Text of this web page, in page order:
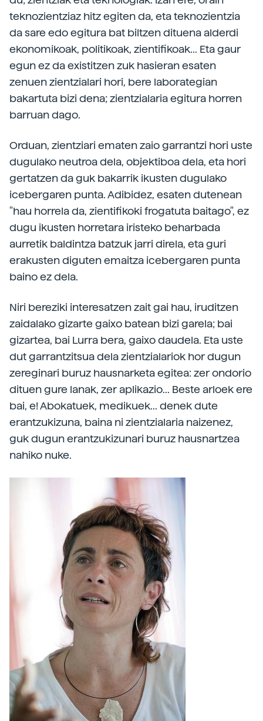
teknozientziaz hitz egiten da, eta teknozientzia
da sare edo egitura bat biltzen dituena alderdi
ekonomikoak, politikoak, zientifikoak... Eta gaur
egun ez da existitzen zuk hasieran esaten
zenuen zientzialari hori, bere laborategian
bakartuta bizi dena; zientzialaria egitura horren
barruan dago.
Orduan, zientziari ematen zaio garrantzi hori uste
dugulako neutroa dela, objektiboa dela, eta hori
gertatzen da guk bakarrik ikusten dugulako
icebergaren punta. Adibidez, esaten dutenean
"hau horrela da, zientifikoki frogatuta baitago", ez
dugu ikusten horretara iristeko beharbada
aurretik baldintza batzuk jarri direla, eta guri
erakusten diguten emaitza icebergaren punta
baino ez dela.
Niri bereziki interesatzen zait gai hau, iruditzen
zaidalako gizarte gaixo batean bizi garela; bai
gizartea, bai Lurra bera, gaixo daudela. Eta uste
dut garrantzitsua dela zientzialariok hor dugun
zereginari buruz hausnarketa egitea: zer ondorio
dituen gure lanak, zer aplikazio... Beste arloek ere
bai, e! Abokatuek, medikuek... denek dute
erantzukizuna, baina ni zientzialaria naizenez,
guk dugun erantzukizunari buruz hausnartzea
nahiko nuke.